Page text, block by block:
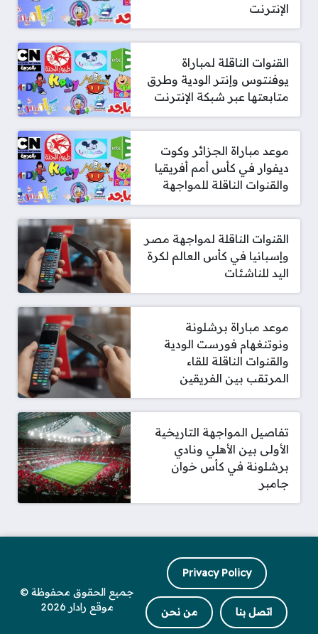
الإنترنت
القنوات الناقلة لمباراة
يوفنتوس وإنتر الودية وطرق
متابعتها عبر شبكة الإنترنت
موعد مباراة الجزائر وكوت
ديفوار في كأس أمم أفريقيا
والقنوات الناقلة للمواجهة
القنوات الناقلة لمواجهة مصر
وإسبانيا في كأس العالم لكرة
اليد للناشئات
موعد مباراة برشلونة
ونوتنغهام فورست الودية
والقنوات الناقلة للقاء
المرتقب بين الفريقين
تفاصيل المواجهة التاريخية
الأولى بين الأهلي ونادي
برشلونة في كأس خوان
جامبر
Privacy Policy
اتصل بنا من نحن
جميع الحقوق محفوظة ©
موقع رادار 2026